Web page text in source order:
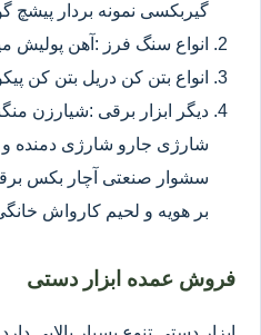
گیربکسی نمونه بردار پیشچ
انواع سنگ فرز :آهن پولیش
انواع بتن کن دریل بتن کن
دیگر ابزار برقی :شیارزن
شارژی جارو شارژی دمنده
سشوار صنعتی آچار بکس
بر هویه و لحیم کارواش
فروش عمده ابزار دستی